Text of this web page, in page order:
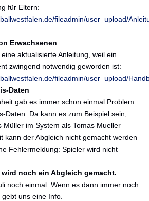
für Eltern:
fileadmin/user_upload/
Erwachsenen
aktualisierte Anleitung, weil ein
zwingend notwendig geworden ist:
fileadmin/user_upload/
Daten
gab es immer schon einmal Problem
Daten. Da kann es zum Beispiel sein,
Müller im System als Tomas Mueller
kann der Abgleich nicht gemacht werden
Fehlermeldung: Spieler wird nicht
wird noch ein Abgleich gemacht.
noch einmal. Wenn es dann immer noch
uns eine Info.